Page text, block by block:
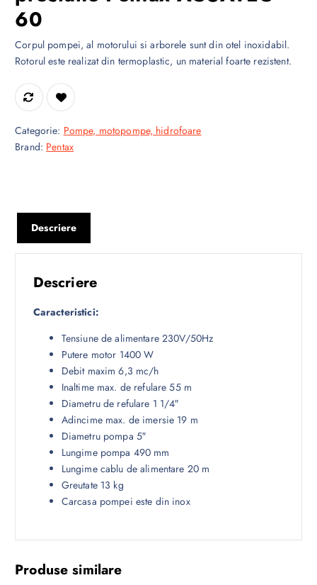
60
Corpul pompei, al motorului si arborele sunt din otel inoxidabil.
Rotorul este realizat din termoplastic, un material foarte rezistent.
Categorie: Pompe, motopompe, hidrofoare
Brand: Pentax
Descriere
Descriere
Caracteristici:
Tensiune de alimentare 230V/50Hz
Putere motor 1400 W
Debit maxim 6,3 mc/h
Inaltime max. de refulare 55 m
Diametru de refulare 1 1/4″
Adincime max. de imersie 19 m
Diametru pompa 5″
Lungime pompa 490 mm
Lungime cablu de alimentare 20 m
Greutate 13 kg
Carcasa pompei este din inox
Produse similare